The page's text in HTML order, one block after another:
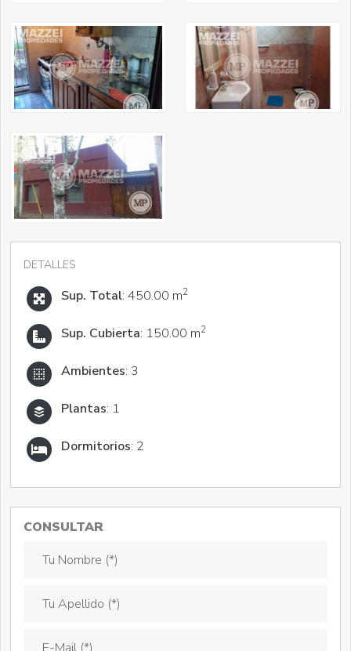
DETALLES
Sup. Total: 450.00 m2
Sup. Cubierta: 150.00 m2
Ambientes: 3
Plantas: 1
Dormitorios: 2
CONSULTAR